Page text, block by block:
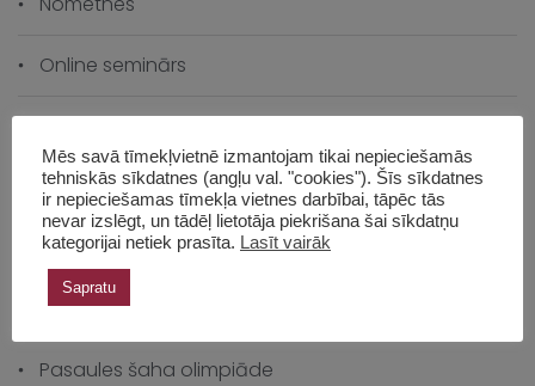
Online seminārs
Panākumi ārzemēs
Pasākumi
Pasaules čempionāts
Pasaules šaha olimpiāde
Mēs savā tīmekļvietnē izmantojam tikai nepieciešamās
tehniskās sīkdatnes (angļu val. "cookies"). Šīs sīkdatnes
ir nepieciešamas tīmekļa vietnes darbībai, tāpēc tās
nevar izslēgt, un tādēļ lietotāja piekrišana šai sīkdatņu
kategorijai netiek prasīta. Lasīt vairāk
Sapratu